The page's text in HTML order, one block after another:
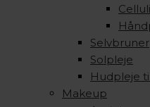
Selvbruner
Solpleje
Hudpleje
Makeup